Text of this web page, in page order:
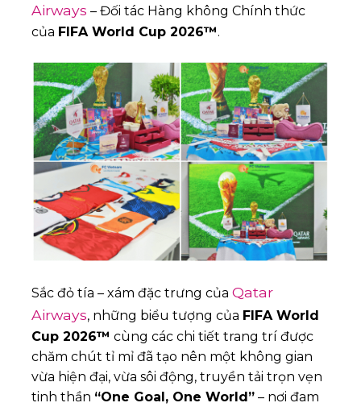
Airways – Đối tác Hàng không Chính thức
của FIFA World Cup 2026™.
Sắc đỏ tía – xám đặc trưng của Qatar
Airways, những biểu tượng của FIFA World
Cup 2026™ cùng các chi tiết trang trí được
chăm chút tỉ mỉ đã tạo nên một không gian
vừa hiện đại, vừa sôi động, truyền tải trọn vẹn
tinh thần “One Goal, One World” – nơi đam